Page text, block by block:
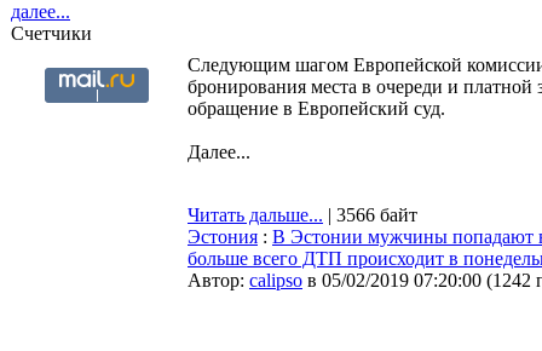
далее...
Счетчики
Следующим шагом Европейской
бронирования места в очереди и
обращение в Европейский суд.
Далее...
Читать дальше... | 3566 байт
Эстония : В Эстонии мужчины попадают
больше всего ДТП происходит в
Автор: calipso в 05/02/2019 07:20:00 (1242